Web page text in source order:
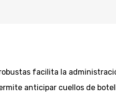
facilita la
anticipar cuellos de